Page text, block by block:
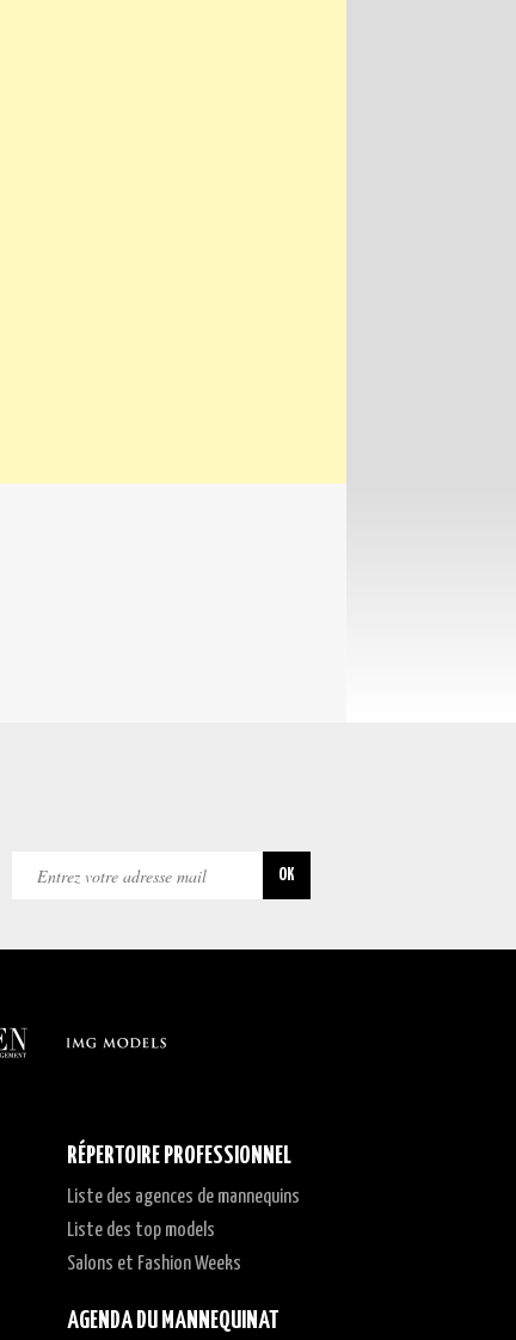
RÉPERTOIRE PROFESSIONNEL
Liste des agences de mannequins
Liste des top models
Salons et Fashion Weeks
AGENDA DU MANNEQUINAT